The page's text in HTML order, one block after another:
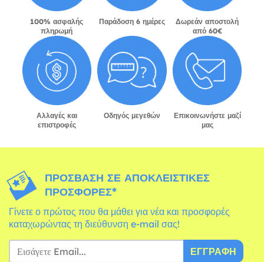
100% ασφαλής
πληρωμή
Παράδοση 6 ημέρες
Δωρεάν αποστολή
από 60€
Αλλαγές και
επιστροφές
Οδηγός μεγεθών
Επικοινωνήστε μαζί
μας
ΠΡΌΣΒΑΣΗ ΣΕ ΑΠΟΚΛΕΙΣΤΙΚΈΣ
ΠΡΟΣΦΟΡΈΣ*
Γίνετε ο πρώτος που θα μάθει για νέα και προσφορές
καταχωρώντας τη διεύθυνση e-mail σας!
ΕΓΓΡΑΦΉ